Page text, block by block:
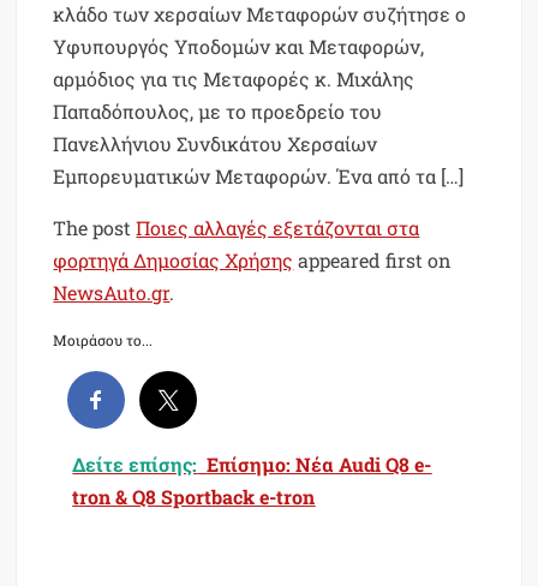
κλάδο των χερσαίων Μεταφορών συζήτησε ο
Υφυπουργός Υποδομών και Μεταφορών,
αρμόδιος για τις Μεταφορές κ. Μιχάλης
Παπαδόπουλος, με το προεδρείο του
Πανελλήνιου Συνδικάτου Χερσαίων
Εμπορευματικών Μεταφορών. Ένα από τα […]
The postΠοιες αλλαγές εξετάζονται στα
φορτηγά Δημοσίας Χρήσης appeared first on
NewsAuto.gr.
Μοιράσου το...
Δείτε επίσης: Επίσημο: Νέα Audi Q8 e-
tron & Q8 Sportback e-tron